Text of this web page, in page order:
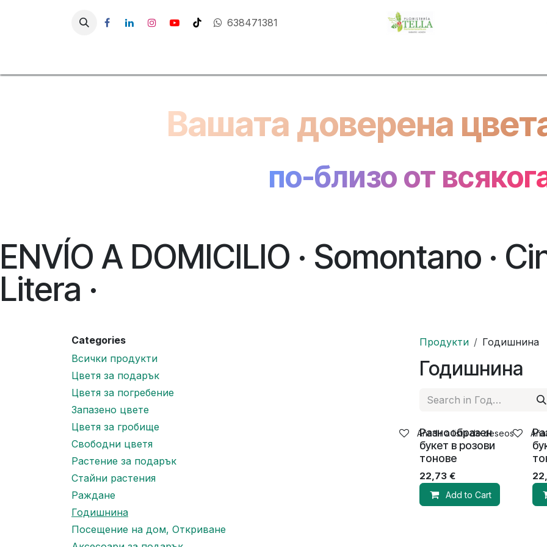
638471381
Вашата доверена
по-близо от
ENVÍO A DOMICILIO · Somontano ·
Litera ·
Categories
Всички продукти
Цветя за подарък
Цветя за погребение
Запазено цвете
Цветя за гробище
Свободни цветя
Растение за подарък
Стайни растения
Раждане
Годишнина
Посещение на дом, Откриване
Продукти Годишнина
Годишнина
Разнообразен
букет в розови
тонове
22,73 €
Add to Cart
Añadir a lista de deseos